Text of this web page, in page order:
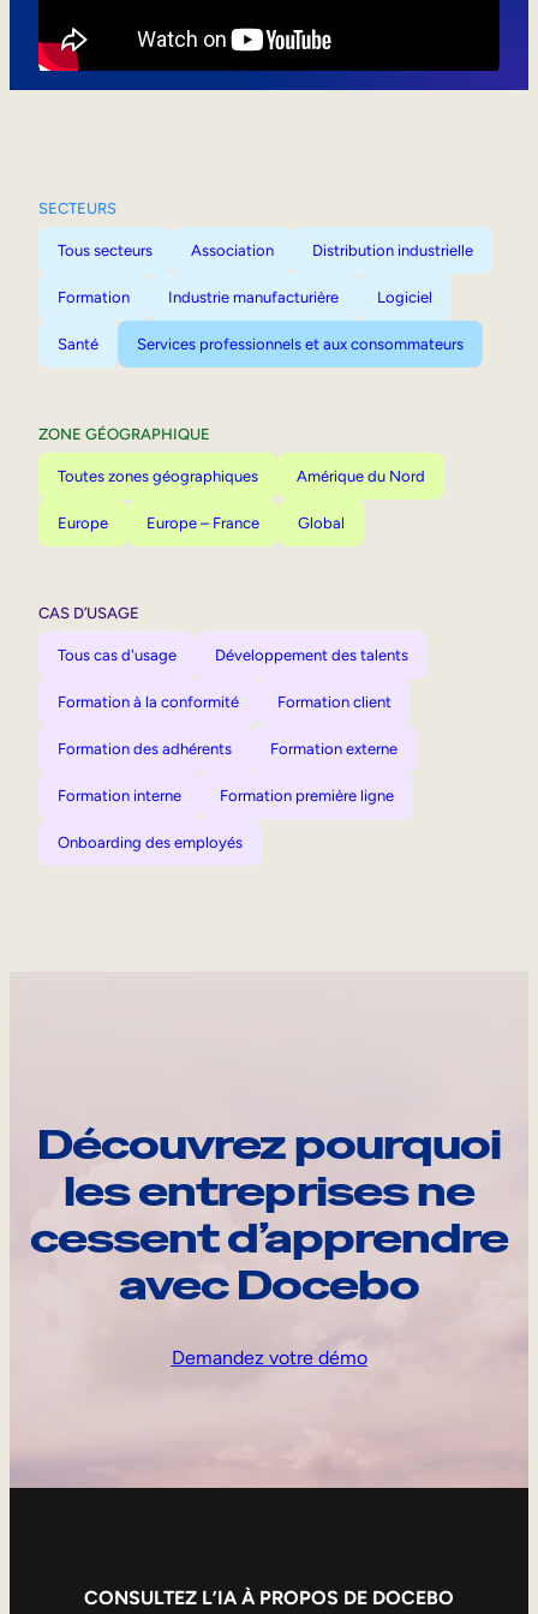
SECTEURS
Tous secteurs Association Distribution industrielle
Formation Industrie manufacturière Logiciel
Santé Services professionnels et aux consommateurs
ZONE GÉOGRAPHIQUE
Toutes zones géographiques Amérique du Nord
Europe Europe – France Global
CAS D’USAGE
Tous cas d'usage Développement des talents
Formation à la conformité Formation client
Formation des adhérents Formation externe
Formation interne Formation première ligne
Onboarding des employés
Découvrez pourquoi
les entreprises ne
cessent d’apprendre
avec Docebo
Demandez votre démo
CONSULTEZ L’IA À PROPOS DE DOCEBO